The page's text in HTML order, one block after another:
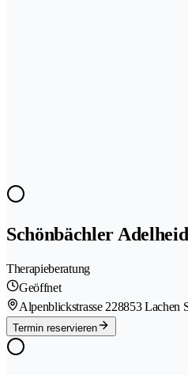
Schönbächler Adelheid
Therapieberatung
Geöffnet
Alpenblickstrasse 228853 Lachen
Termin reservieren